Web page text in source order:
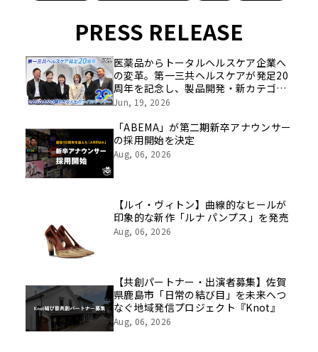
PRESS RELEASE
医薬品からトータルヘルスケア企業へ
の変革。第一三共ヘルスケアが発足20
周年を記念し、製品開発・新カテゴリ
挑戦の舞台や旧社統合時のエピソード
像を公開！
Jun, 19, 2026
「ABEMA」が第二期新卒アナウンサー
の採用開始を決定
Aug, 06, 2026
【ルイ・ヴィトン】曲線的なヒールが
印象的な新作「ルナ パンプス」を発売
Aug, 06, 2026
【共創パートナー・出演者募集】佐賀
県鹿島市「日常の結び目」を未来へつ
なぐ地域発信プロジェクト『Knot』
Aug, 06, 2026